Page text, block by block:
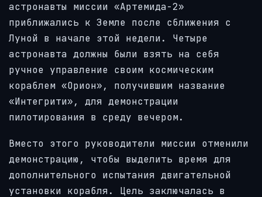
астронавты миссии «Артемида-2»
приближались к Земле после сближения с
Луной в начале этой недели. Четыре
астронавта должны были взять на себя
ручное управление своим космическим
кораблем «Орион», получившим название
«Интегрити», для демонстрации
пилотирования в среду вечером.
Вместо этого руководители миссии отменили
демонстрацию, чтобы выделить время для
дополнительного испытания двигательной
установки корабля. Цель заключалась в